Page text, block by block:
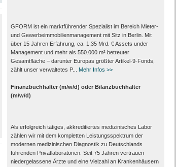
GFORM ist ein marktführender Spezialist im Bereich Mieter-
und Gewerbeimmobilienmanagement mit Sitz in Berlin. Mit
über 15 Jahren Erfahrung, ca. 1,35 Mrd. € Assets under
Management und mehr als 550.000 m² betreuter
Gesamtfläche – darunter Europas größter Artikel-9-Fonds,
zählt unser verwaltetes P...
Mehr Infos >>
Finanzbuchhalter (m/w/d) oder Bilanzbuchhalter
(m/w/d)
Als erfolgreich tätiges, akkreditiertes medizinisches Labor
zählen wir mit dem kompletten Leistungs­spektrum der
modernen medizinischen Diagnostik zu Deutschlands
führenden Privat­laboratorien. Seit 75 Jahren vertrauen
nieder­gelassene Ärzte und eine Vielzahl an Kranken­häusern